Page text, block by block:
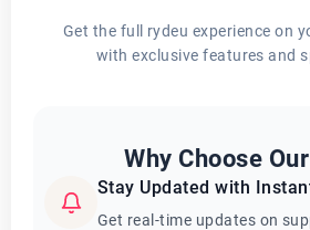
Get the full rydeu experience on
with exclusive features and
Why Choose
Stay Updated with
Get real-time updates on